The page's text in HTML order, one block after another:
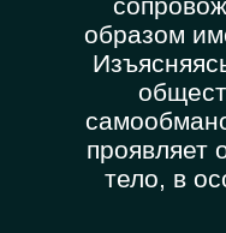
образом
проявляет
тело, в